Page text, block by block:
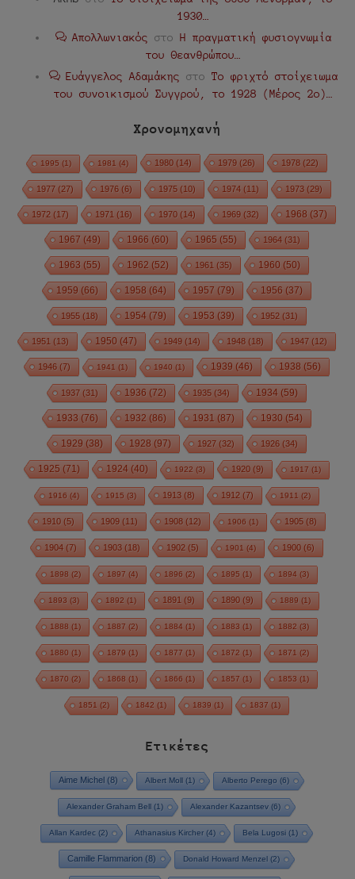
1930…
Απολλωνιακός στο Η πραγματική φυσιογνωμία
του Θεανθρώπου…
Ευάγγελος Αδαμάκης στο Το φριχτό στοίχειωμα
του συνοικισμού Συγγρού, το 1928 (Μέρος 2ο)…
Χρονομηχανή
1995 (1) 1981 (4) 1980 (14) 1979 (26) 1978 (22)
1977 (27) 1976 (6) 1975 (10) 1974 (11) 1973 (29)
1972 (17) 1971 (16) 1970 (14) 1969 (32) 1968 (37)
1967 (49) 1966 (60) 1965 (55) 1964 (31)
1963 (55) 1962 (52) 1961 (35) 1960 (50)
1959 (66) 1958 (64) 1957 (79) 1956 (37)
1955 (18) 1954 (79) 1953 (39) 1952 (31)
1951 (13) 1950 (47) 1949 (14) 1948 (18) 1947 (12)
1946 (7) 1941 (1) 1940 (1) 1939 (46) 1938 (56)
1937 (31) 1936 (72) 1935 (34) 1934 (59)
1933 (76) 1932 (86) 1931 (87) 1930 (54)
1929 (38) 1928 (97) 1927 (32) 1926 (34)
1925 (71) 1924 (40) 1922 (3) 1920 (9) 1917 (1)
1916 (4) 1915 (3) 1913 (8) 1912 (7) 1911 (2)
1910 (5) 1909 (11) 1908 (12) 1906 (1) 1905 (8)
1904 (7) 1903 (18) 1902 (5) 1901 (4) 1900 (6)
1898 (2) 1897 (4) 1896 (2) 1895 (1) 1894 (3)
1893 (3) 1892 (1) 1891 (9) 1890 (9) 1889 (1)
1888 (1) 1887 (2) 1884 (1) 1883 (1) 1882 (3)
1880 (1) 1879 (1) 1877 (1) 1872 (1) 1871 (2)
1870 (2) 1868 (1) 1866 (1) 1857 (1) 1853 (1)
1851 (2) 1842 (1) 1839 (1) 1837 (1)
Ετικέτες
Aime Michel(8) Albert Moll(1) Alberto Perego (6)
Alexander Graham Bell (1) Alexander Kazantsev (6)
Allan Kardec (2) Athanasius Kircher (4) Bela Lugosi (1)
Camille Flammarion (8) Donald Howard Menzel (2)